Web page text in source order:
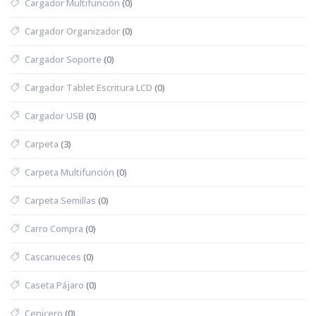
Cargador Multifunción (0)
Cargador Organizador(0)
Cargador Soporte (0)
Cargador Tablet Escritura LCD (0)
Cargador USB (0)
Carpeta (3)
Carpeta Multifunción (0)
Carpeta Semillas (0)
Carro Compra (0)
Cascanueces (0)
Caseta Pájaro (0)
Cenicero (0)